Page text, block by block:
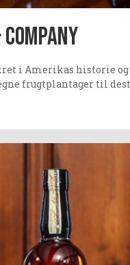
i Amerikas historie
frugtplantager til